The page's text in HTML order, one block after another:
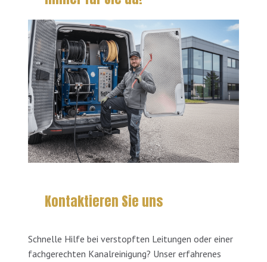
Kontaktieren Sie uns
Schnelle Hilfe bei verstopften Leitungen oder einer
fachgerechten Kanalreinigung? Unser erfahrenes